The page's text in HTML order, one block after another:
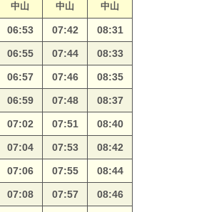
中山 中山 中山
06:53 07:42 08:31
06:55 07:44 08:33
06:57 07:46 08:35
06:59 07:48 08:37
07:02 07:51 08:40
07:04 07:53 08:42
07:06 07:55 08:44
07:08 07:57 08:46